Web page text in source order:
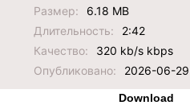
Размер:
6.18 MB
Длительность:
2:42
Качество:
320 kb/s kbps
Опубликовано:
2026-06-
Download